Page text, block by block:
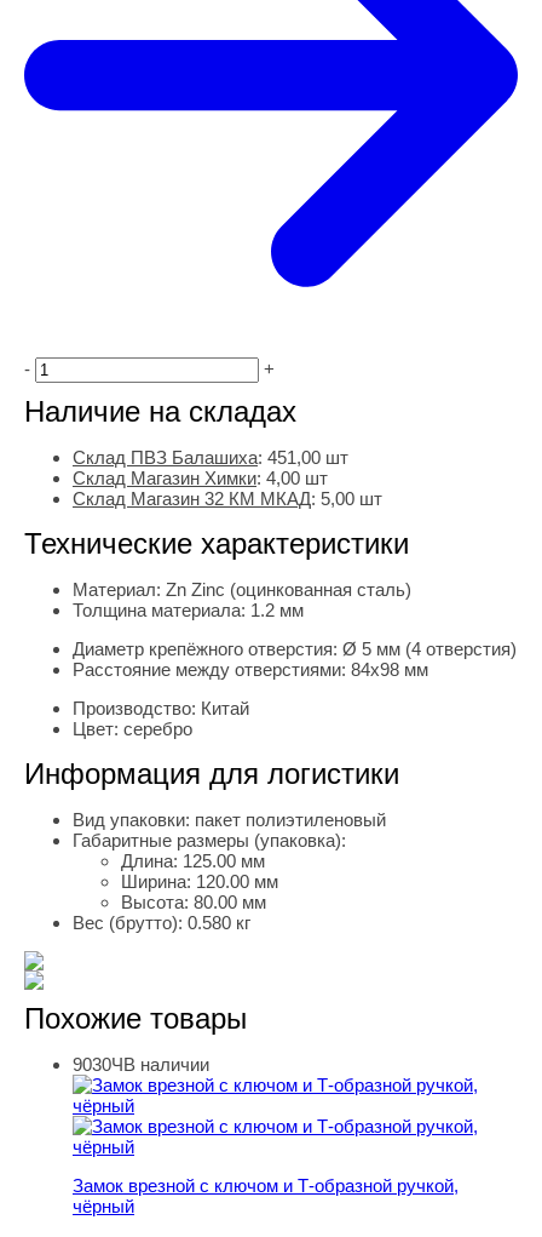
- +
Наличие на складах
Склад ПВЗ Балашиха: 451,00 шт
Склад Магазин Химки: 4,00 шт
Склад Магазин 32 КМ МКАД: 5,00 шт
Технические характеристики
Материал: Zn Zinc (оцинкованная сталь)
Толщина материала: 1.2 мм
Диаметр крепёжного отверстия: Ø 5 мм (4 отверстия)
Расстояние между отверстиями: 84х98 мм
Производство: Китай
Цвет: серебро
Информация для логистики
Вид упаковки: пакет полиэтиленовый
Габаритные размеры (упаковка):
Длина: 125.00 мм
Ширина: 120.00 мм
Высота: 80.00 мм
Вес (брутто): 0.580 кг
Похожие товары
Замок врезной с ключом и Т-образной ручкой, чёрный
9030ЧВ наличии
Замок врезной с ключом и Т-образной ручкой,
чёрный